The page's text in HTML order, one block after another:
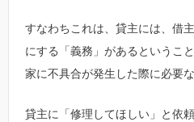
すなわちこれは、貸主には、借
にする「義務」があるというこ
家に不具合が発生した際に必要
貸主に「修理してほしい」と依